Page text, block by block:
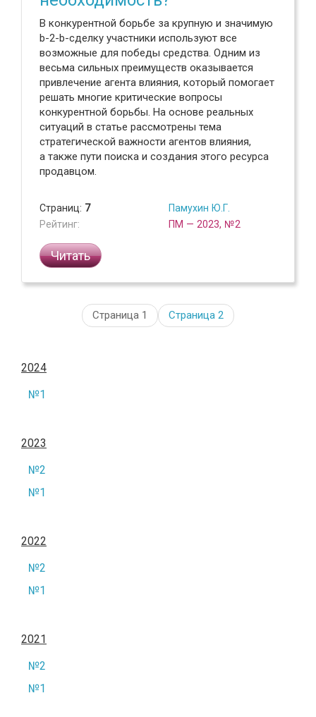
В конкурентной борьбе за крупную и значимую
b-2-b-сделку участники используют все
возможные для победы средства. Одним из
весьма сильных преимуществ оказывается
привлечение агента влияния, который помогает
решать многие критические вопросы
конкурентной борьбы. На основе реальных
ситуаций в статье рассмотрены тема
стратегической важности агентов влияния,
а также пути поиска и создания этого ресурса
продавцом.
Страниц: 7
Рейтинг:
Памухин Ю.Г.
ПМ — 2023, №2
Читать
Страница 1 Страница 2
2024
№1
2023
№2
№1
2022
№2
№1
2021
№2
№1